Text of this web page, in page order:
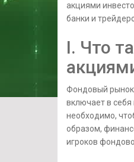
акциями
банки и
I. Что
Фондовый рынок
включает в
необходимо,
образом,
игроков